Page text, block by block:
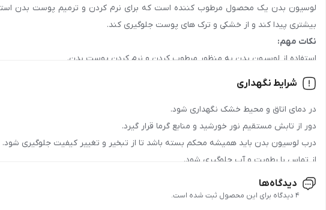
رایحه: گلی, شیرین, ملایم
مزیت سلامتی: مرطوب‌کننده, آبرسان, نرم‌کننده, تغذیه‌کننده, تقویت‌کننده,
نوع بسته‌بندی: تیوپی, پلاستیکی
ماهیت: مایع
مواد تشکیل دهنده: فاقد پارابن, حاوی عصاره‌های گیاهی
شرکت صاحب امتیاز: شکوفامنش
لوسیون بدن یک محصول مرطوب کننده است که برای نرم کردن و ترمیم پوست بدن
بیشتری پیدا کند و از خشکی و ترک های پوست جلوگیری کند.
نکات مهم:
استفاده از لوسیون بدن به منظور مرطوب کردن و نرم کردن پوست بدن.
انتخاب محصولات با ترکیبات مرطوب کننده و حفظ رطوبت پوست.
شرایط نگهداری
در دمای اتاق و محیط خشک نگهداری شود.
دور از تابش مستقیم نور خورشید و منابع گرما قرار گیرد.
درب لوسیون بدن باید همیشه محکم بسته باشد تا از تبخیر و تغییر کیفیت جلوگیری شود.
از تماس با رطوبت و آب جلوگیری شود.
دور از دسترس کودکان نگهداری شود.
برای حفظ کیفیت، لوسیون بدن را در جای خشک و خنک نگهداری کنید.
دیدگاه‌ها
4 دیدگاه برای این محصول ثبت شده است.